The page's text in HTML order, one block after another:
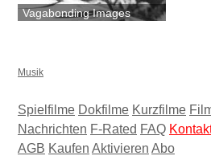
Vagabonding Images
Musik
Spielfilme Dokfilme Kurzfilme
Nachrichten F-Rated FAQ
AGB Kaufen Aktivieren Abo